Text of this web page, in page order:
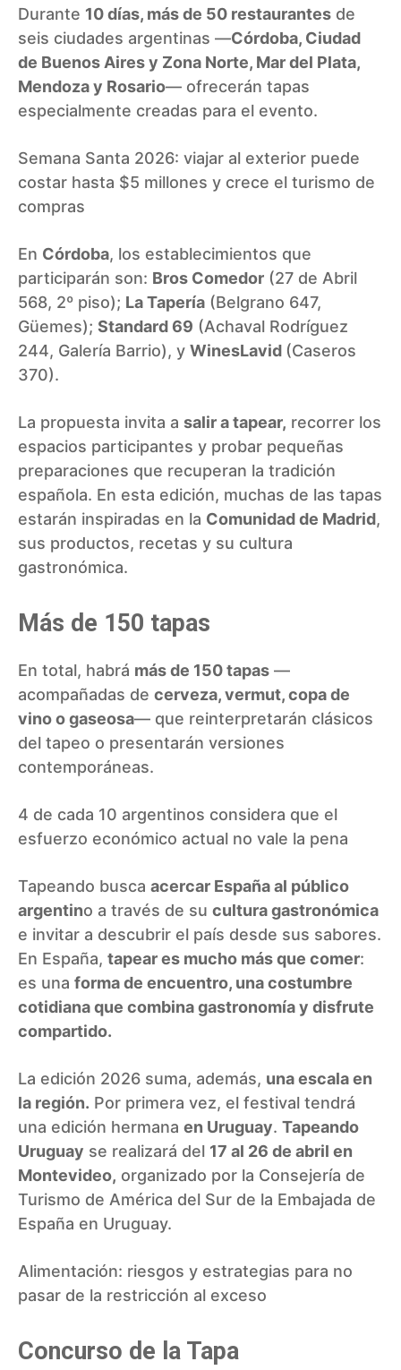
Durante 10 días, más de 50 restaurantes de
seis ciudades argentinas —Córdoba, Ciudad
de Buenos Aires y Zona Norte, Mar del Plata,
Mendoza y Rosario— ofrecerán tapas
especialmente creadas para el evento.
Semana Santa 2026: viajar al exterior puede
costar hasta $5 millones y crece el turismo de
compras
En Córdoba, los establecimientos que
participarán son: Bros Comedor (27 de Abril
568, 2º piso); La Tapería (Belgrano 647,
Güemes); Standard 69 (Achaval Rodríguez
244, Galería Barrio), y WinesLavid (Caseros
370).
La propuesta invita a salir a tapear, recorrer los
espacios participantes y probar pequeñas
preparaciones que recuperan la tradición
española. En esta edición, muchas de las tapas
estarán inspiradas en la Comunidad de Madrid,
sus productos, recetas y su cultura
gastronómica.
Más de 150 tapas
En total, habrá más de 150 tapas —
acompañadas de cerveza, vermut, copa de
vino o gaseosa— que reinterpretarán clásicos
del tapeo o presentarán versiones
contemporáneas.
4 de cada 10 argentinos considera que el
esfuerzo económico actual no vale la pena
Tapeando busca acercar España al público
argentino a través de su cultura gastronómica
e invitar a descubrir el país desde sus sabores.
En España, tapear es mucho más que comer:
es una forma de encuentro, una costumbre
cotidiana que combina gastronomía y disfrute
compartido.
La edición 2026 suma, además, una escala en
la región. Por primera vez, el festival tendrá
una edición hermana en Uruguay. Tapeando
Uruguay se realizará del 17 al 26 de abril en
Montevideo, organizado por la Consejería de
Turismo de América del Sur de la Embajada de
España en Uruguay.
Alimentación: riesgos y estrategias para no
pasar de la restricción al exceso
Concurso de la Tapa